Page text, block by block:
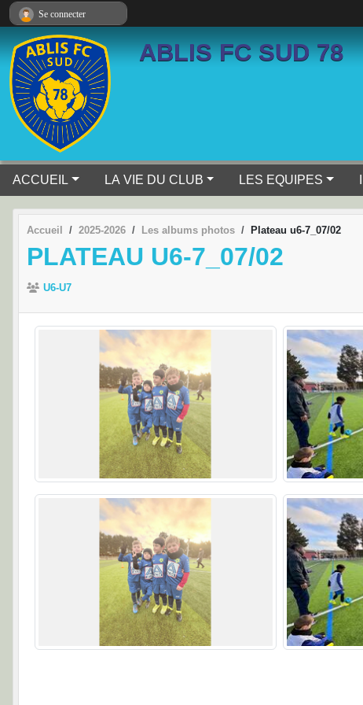
ABLIS FC SUD 78
ACCUEIL LA VIE DU CLUB LES EQUIPES
Accueil 2025-2026 Les albums photos Plateau u6-7_07/02
PLATEAU U6-7_07/02
U6-U7
Se connecter
Panneau de gestion des cookies